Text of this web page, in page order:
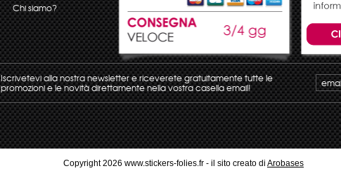
Chi siamo?
Iscrivetevi alla nostra newsletter e riceverete gratuitamente tutte le
promozioni e le novità direttamente nella vostra casella email!
Copyright 2026 www.stickers-folies.fr - il sito creato di Arobases